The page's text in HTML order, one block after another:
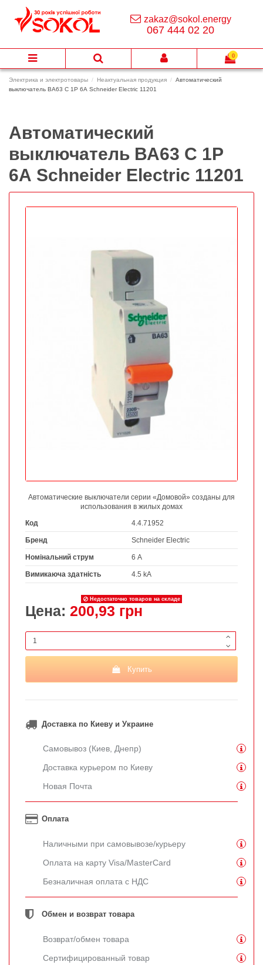
Электрика и электротовары Неактуальная продукция
Автоматический
выключатель ВА63 C 1Р 6А Schneider Electric 11201
Автоматический
выключатель ВА63 C 1Р
6А Schneider Electric 11201
Автоматические выключатели серии «Домовой» созданы для
использования в жилых домах
Код
4.4.71952
Бренд Schneider Electric
Номінальний струм 6 А
Вимикаюча здатність 4.5 kA
Недостаточно товаров на складе
Цена: 200,93 грн
Купить
Доставка по Киеву и Украине
Самовывоз (Киев, Днепр)
Доставка курьером по Киеву
Новая Почта
Оплата
Наличными при самовывозе/курьеру
Оплата на карту Visa/MasterCard
Безналичная оплата с НДС
Обмен и возврат товара
Возврат/обмен товара
Сертифицированный товар
zakaz@sokol.energy
067 444 02 20
0